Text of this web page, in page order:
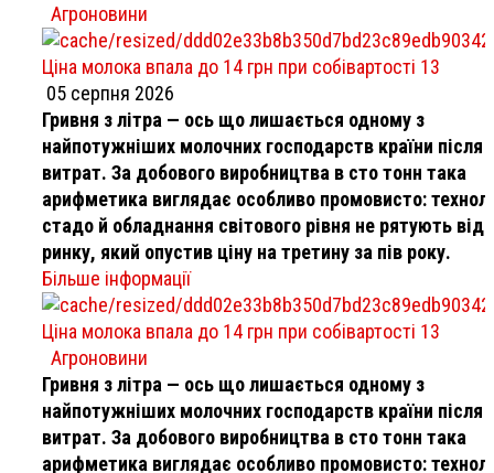
Агроновини
Ціна молока впала до 14 грн при собівартості 13
05 серпня 2026
Гривня з літра — ось що лишається одному з
найпотужніших молочних господарств країни після
витрат. За добового виробництва в сто тонн така
арифметика виглядає особливо промовисто:
стадо й обладнання світового рівня не рятують від
ринку, який опустив ціну на третину за пів року.
Більше інформації
Ціна молока впала до 14 грн при собівартості 13
Агроновини
Гривня з літра — ось що лишається одному з
найпотужніших молочних господарств країни після
витрат. За добового виробництва в сто тонн така
арифметика виглядає особливо промовисто: